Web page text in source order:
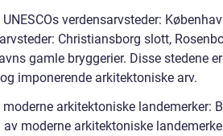
verdensarvsteder:
Christiansborg slott,
gamle bryggerier. Disse stedene
imponerende arkitektoniske arv.
arkitektoniske landemerker:
moderne arkitektoniske